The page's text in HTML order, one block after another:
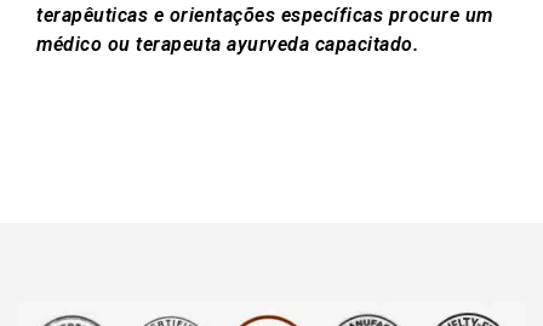
terapêuticas e orientações específicas procure um
médico ou terapeuta ayurveda capacitado.